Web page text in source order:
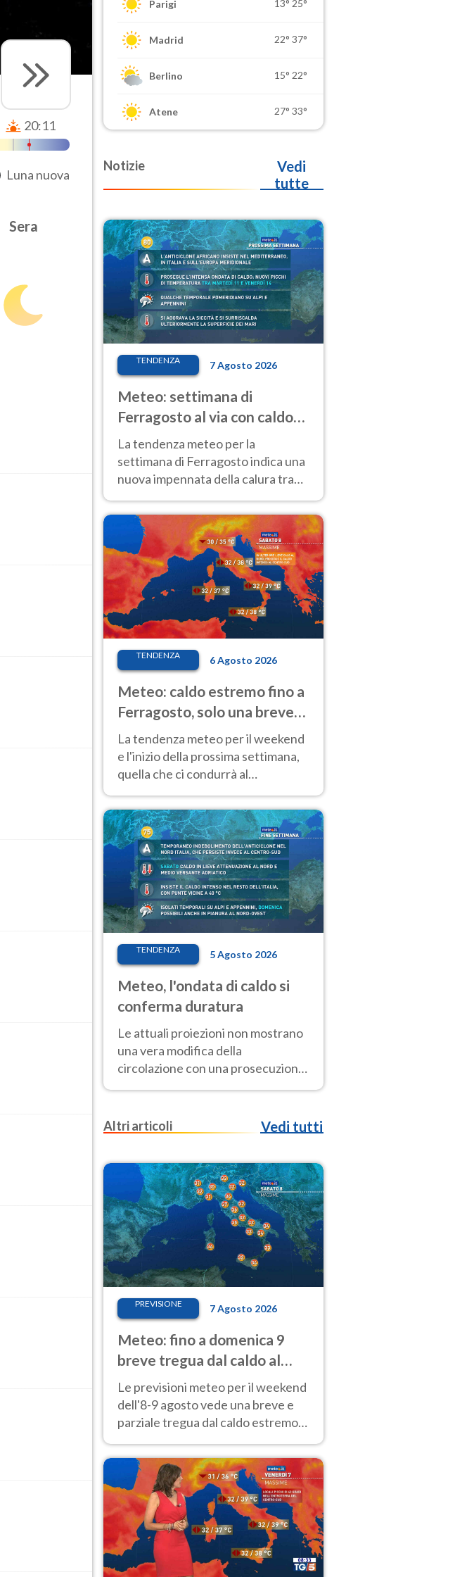
20:11
Luna nuova
Sera
Parigi 13° 25°
Madrid 22° 37°
Berlino 15° 22°
Atene 27° 33°
Notizie
Vedi
tutte
TENDENZA 7 Agosto 2026
Meteo: settimana di
Ferragosto al via con caldo
intenso e qualche temporale
La tendenza meteo per la
settimana di Ferragosto indica una
nuova impennata della calura tra
anche al Nord.
TENDENZA 6 Agosto 2026
Meteo: caldo estremo fino a
Ferragosto, solo una breve
pausa. Ecco dove
La tendenza meteo per il weekend
e l'inizio della prossima settimana,
quella che ci condurrà al
temperature molto elevate
TENDENZA 5 Agosto 2026
Meteo, l'ondata di caldo si
conferma duratura
Le attuali proiezioni non mostrano
una vera modifica della
circolazione con una prosecuzione
del caldo fuori scala per molti
Ferragosto
Altri articoli Vedi tutti
PREVISIONE 7 Agosto 2026
Meteo: fino a domenica 9
breve tregua dal caldo al
Nord! Altrove calura e afa
Le previsioni meteo per il weekend
dell'8-9 agosto vede una breve e
parziale tregua dal caldo estremo
40 gradi.